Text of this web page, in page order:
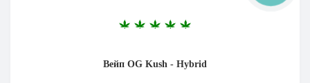
Вейп OG Kush - Hybrid